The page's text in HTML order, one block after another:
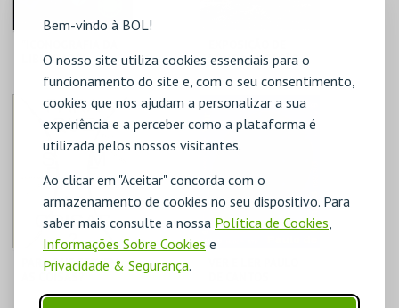
Bem-vindo à BOL!
O nosso site utiliza cookies essenciais para o
funcionamento do site e, com o seu consentimento,
cookies que nos ajudam a personalizar a sua
experiência e a perceber como a plataforma é
utilizada pelos nossos visitantes.
Ao clicar em "Aceitar" concorda com o
armazenamento de cookies no seu dispositivo. Para
saber mais consulte a nossa Política de Cookies
Informações Sobre Cookies e
Privacidade & Segurança.
LIBERDADE"
MUDE
MAIS INFO
COMPRAR
LONGA DURAÇÃO +
MUDE
COMPRAR
PARA QUE SERVEM
AS COISAS?